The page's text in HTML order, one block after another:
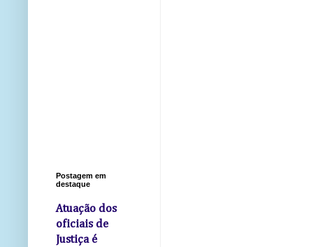
Postagem em
destaque
Atuação dos
oficiais de
Justiça é